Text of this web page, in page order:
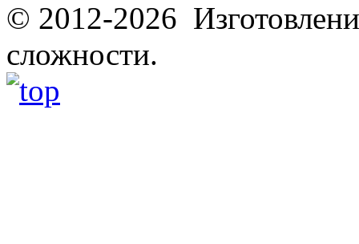
© 2012-2026
сложности.